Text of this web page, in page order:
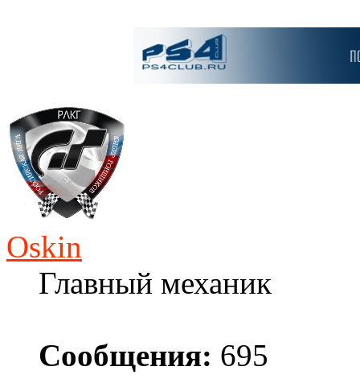
Oskin
Главный механик
Сообщения: 695